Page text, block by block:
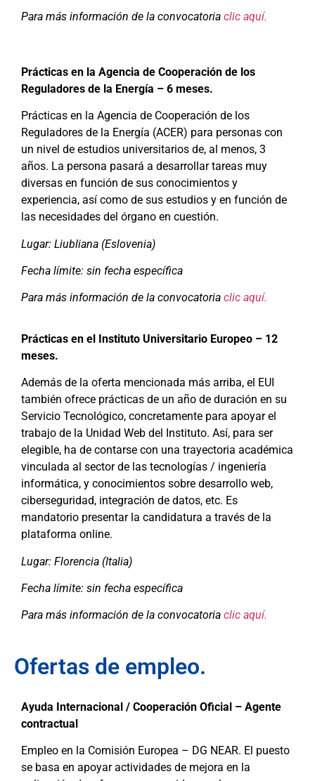
Para más información de la convocatoria clic aquí.
Prácticas en la Agencia de Cooperación de los
Reguladores de la Energía – 6 meses.
Prácticas en la Agencia de Cooperación de los
Reguladores de la Energía (ACER) para personas con
un nivel de estudios universitarios de, al menos, 3
años. La persona pasará a desarrollar tareas muy
diversas en función de sus conocimientos y
experiencia, así como de sus estudios y en función de
las necesidades del órgano en cuestión.
Lugar: Liubliana (Eslovenia)
Fecha límite: sin fecha específica
Para más información de la convocatoria clic aquí.
Prácticas en el Instituto Universitario Europeo – 12
meses.
Además de la oferta mencionada más arriba, el EUI
también ofrece prácticas de un año de duración en su
Servicio Tecnológico, concretamente para apoyar el
trabajo de la Unidad Web del Instituto. Así, para ser
elegible, ha de contarse con una trayectoria académica
vinculada al sector de las tecnologías / ingeniería
informática, y conocimientos sobre desarrollo web,
ciberseguridad, integración de datos, etc. Es
mandatorio presentar la candidatura a través de la
plataforma online.
Lugar: Florencia (Italia)
Fecha límite: sin fecha específica
Para más información de la convocatoria clic aquí.
Ofertas de empleo.
Ayuda Internacional / Cooperación Oficial – Agente
contractual
Empleo en la Comisión Europea – DG NEAR. El puesto
se basa en apoyar actividades de mejora en la